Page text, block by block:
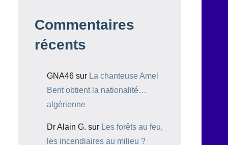
Commentaires
récents
GNA46 sur La chanteuse Amel
Bent obtient la nationalité…
algérienne
Dr Alain G. sur Les forêts au feu,
les incendiaires au milieu ?